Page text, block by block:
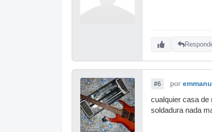
#6 por
cualquier casa de
soldadura nada